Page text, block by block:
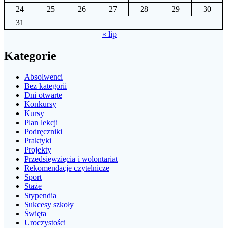
24
25 26 27 28 29
30
31
« lip
Kategorie
Absolwenci
Bez kategorii
Dni otwarte
Konkursy
Kursy
Plan lekcji
Podręczniki
Praktyki
Projekty
Przedsięwzięcia i wolontariat
Rekomendacje czytelnicze
Sport
Staże
Stypendia
Sukcesy szkoły
Święta
Uroczystości